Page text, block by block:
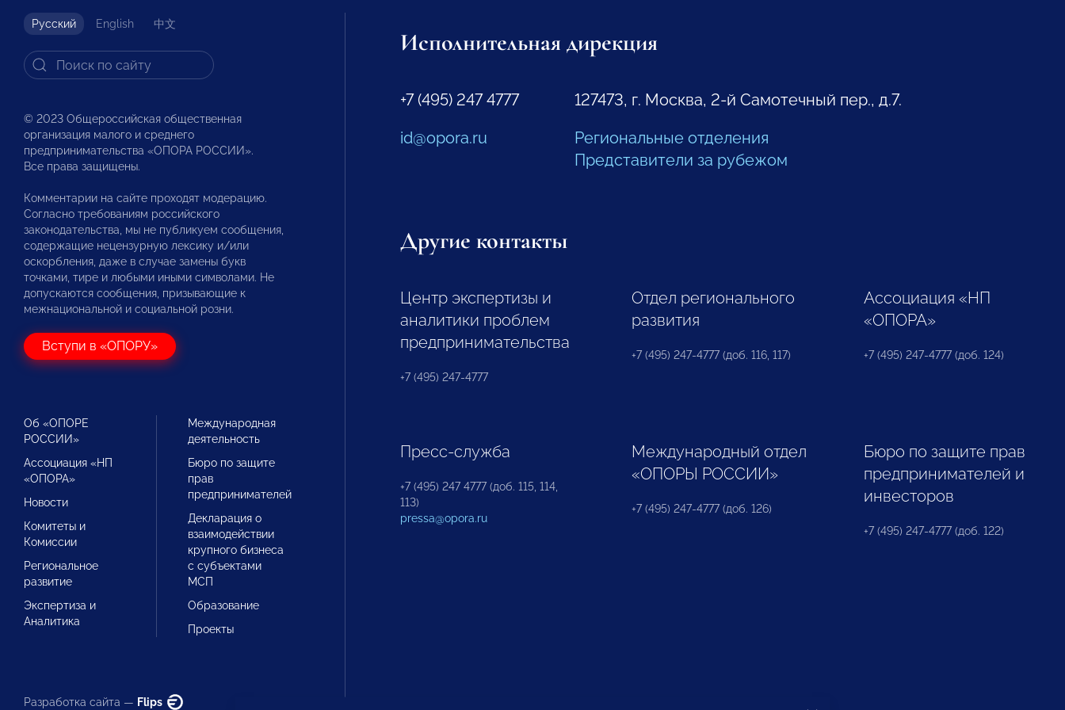
Русский English 中文
© 2023 Общероссийская общественная
организация малого и среднего
предпринимательства «ОПОРА РОССИИ».
Все права защищены.
Комментарии на сайте проходят модерацию.
Согласно требованиям российского
законодательства, мы не публикуем сообщения,
содержащие нецензурную лексику и/или
оскорбления, даже в случае замены букв
точками, тире и любыми иными символами. Не
допускаются сообщения, призывающие к
межнациональной и социальной розни.
Вступи в «ОПОРУ»
Об «ОПОРЕ
РОССИИ»
Ассоциация «НП
«ОПОРА»
Новости
Комитеты и
Комиссии
Региональное
развитие
Экспертиза и
Аналитика
Международная
деятельность
Бюро по защите
прав
предпринимателей
Декларация о
взаимодействии
крупного бизнеса
с субъектами
МСП
Образование
Проекты
Разработка сайта — Flips
Исполнительная дирекция
+7 (495) 247 4777
id@opora.ru
127473, г. Москва, 2-й Самотечный пер., д.7.
Региональные отделения
Представители за рубежом
Другие контакты
Центр экспертизы и
аналитики проблем
предпринимательства
+7 (495) 247-4777
Отдел регионального
развития
+7 (495) 247-4777 (доб. 116, 117)
Ассоциация «НП
«ОПОРА»
+7 (495) 247-4777 (доб. 124)
Пресс-служба
+7 (495) 247 4777 (доб. 115, 114,
113)
pressa@opora.ru
Международный отдел
«ОПОРЫ РОССИИ»
+7 (495) 247-4777 (доб. 126)
Бюро по защите прав
предпринимателей и
инвесторов
+7 (495) 247-4777 (доб. 122)